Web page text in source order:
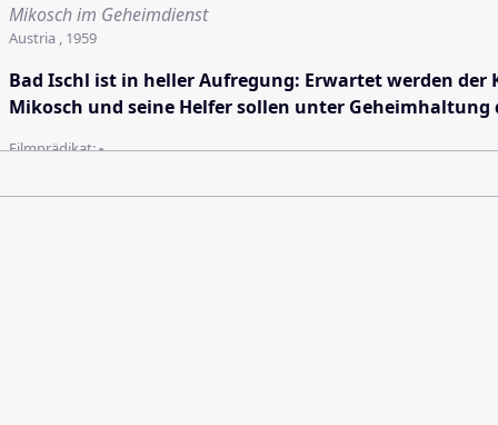
Mikosch im Geheimdienst
Austria , 1959
Bad Ischl ist in heller Aufregung: Erwartet werden der
Mikosch und seine Helfer sollen unter
Filmprädikat:-